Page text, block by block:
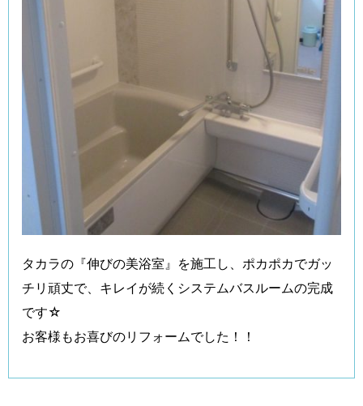
タカラの『伸びの美浴室』を施工し、ポカポカでガッ
チリ頑丈で、キレイが続くシステムバスルームの完成
です☆
お客様もお喜びのリフォームでした！！